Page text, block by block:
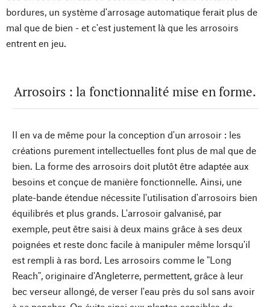
bordures, un système d'arrosage automatique ferait plus de
mal que de bien - et c'est justement là que les arrosoirs
entrent en jeu.
Arrosoirs : la fonctionnalité mise en forme.
Il en va de même pour la conception d'un arrosoir : les
créations purement intellectuelles font plus de mal que de
bien. La forme des arrosoirs doit plutôt être adaptée aux
besoins et conçue de manière fonctionnelle. Ainsi, une
plate-bande étendue nécessite l'utilisation d'arrosoirs bien
équilibrés et plus grands. L'arrosoir galvanisé, par
exemple, peut être saisi à deux mains grâce à ses deux
poignées et reste donc facile à manipuler même lorsqu'il
est rempli à ras bord. Les arrosoirs comme le "Long
Reach", originaire d'Angleterre, permettent, grâce à leur
bec verseur allongé, de verser l'eau près du sol sans avoir